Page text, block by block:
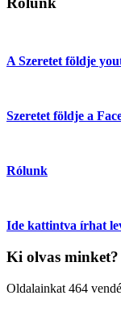
A Szeretet földje
Szeretet földje a
Rólunk
Ide kattintva írhat
Ki olvas minket?
Oldalainkat 464